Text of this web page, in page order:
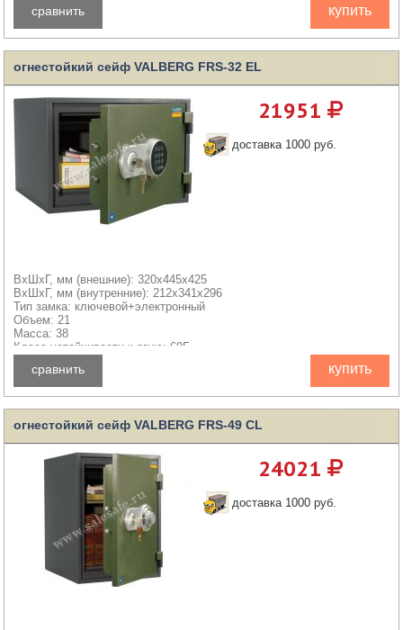
купить
сравнить
огнестойкий сейф VALBERG FRS-32 EL
21951
доставка 1000 руб.
ВхШхГ, мм (внешние): 320x445x425
ВхШхГ, мм (внутренние): 212x341x296
Тип замка: ключевой+электронный
Объем: 21
Масса: 38
Класс устойчивости к огню: 60Б
купить
сравнить
огнестойкий сейф VALBERG FRS-49 CL
24021
доставка 1000 руб.